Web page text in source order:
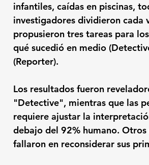
infantiles, caídas en piscinas,
investigadores dividieron
propusieron tres tareas para
qué sucedió en medio
(Reporter).
Los resultados fueron
"Detective", mientras que las
requiere ajustar la
debajo del 92% humano.
fallaron en reconsiderar sus